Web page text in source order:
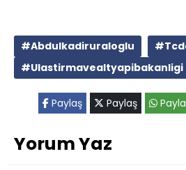
#Abdulkadiruraloglu
#Ulastirmavealtyapibakanligi
Paylaş Paylaş
Yorum Yaz